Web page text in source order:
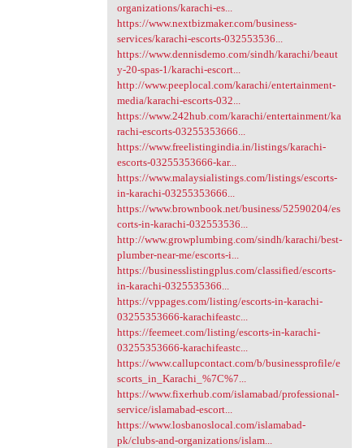
organizations/karachi-es...
https://www.nextbizmaker.com/business-
services/karachi-escorts-032553536...
https://www.dennisdemo.com/sindh/karachi/beaut
y-20-spas-1/karachi-escort...
http://www.peeplocal.com/karachi/entertainment-
media/karachi-escorts-032...
https://www.242hub.com/karachi/entertainment/ka
rachi-escorts-03255353666...
https://www.freelistingindia.in/listings/karachi-
escorts-03255353666-kar...
https://www.malaysialistings.com/listings/escorts-
in-karachi-03255353666...
https://www.brownbook.net/business/52590204/es
corts-in-karachi-032553536...
http://www.growplumbing.com/sindh/karachi/best-
plumber-near-me/escorts-i...
https://businesslistingplus.com/classified/escorts-
in-karachi-0325535366...
https://vppages.com/listing/escorts-in-karachi-
03255353666-karachifeastc...
https://feemeet.com/listing/escorts-in-karachi-
03255353666-karachifeastc...
https://www.callupcontact.com/b/businessprofile/e
scorts_in_Karachi_%7C%7...
https://www.fixerhub.com/islamabad/professional-
service/islamabad-escort...
https://www.losbanoslocal.com/islamabad-
pk/clubs-and-organizations/islam...